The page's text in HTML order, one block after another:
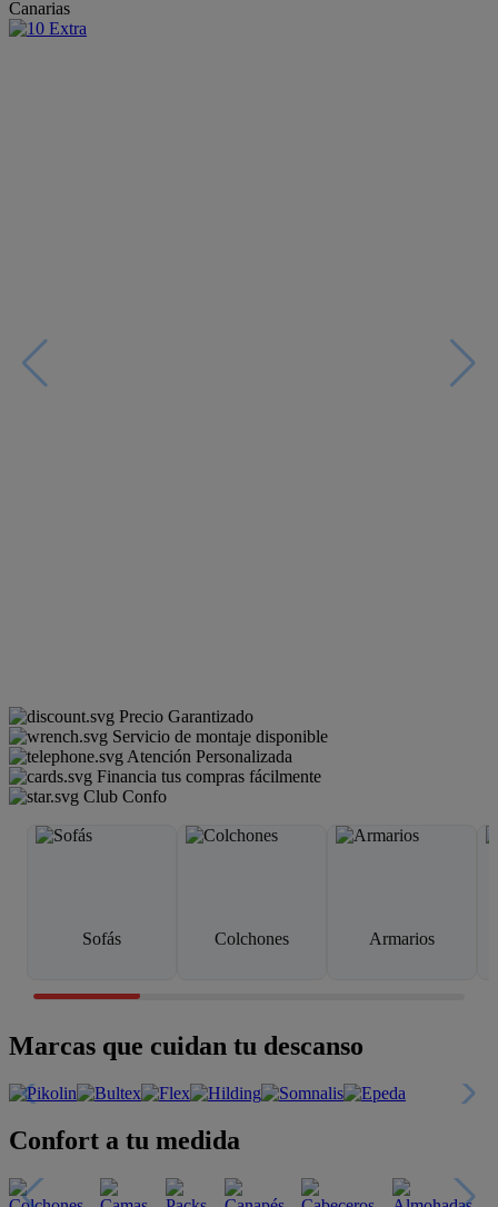
Canarias
Precio Garantizado
Servicio de montaje disponible
Atención Personalizada
Financia tus compras fácilmente
Club Confo
Sofás Colchones Armarios
Marcas que cuidan tu descanso
Confort a tu medida